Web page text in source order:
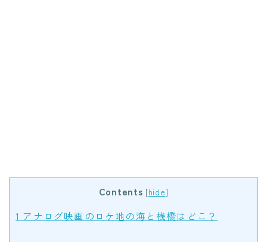
Contents [hide]
1 アナログ映画のロケ地の海と桟橋はどこ？